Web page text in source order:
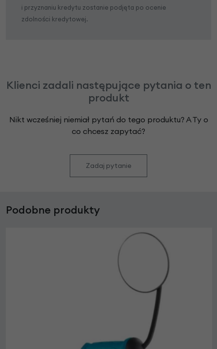
i przyznaniu kredytu zostanie podjęta po ocenie
zdolności kredytowej.
Klienci zadali następujące pytania o ten
produkt
Nikt wcześniej niemiał pytań do tego produktu? A Ty o
co chcesz zapytać?
Zadaj pytanie
Podobne produkty